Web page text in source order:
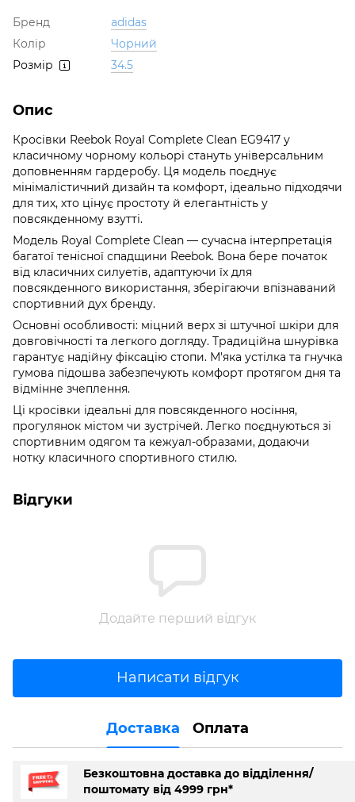
Бренд
adidas
Колір
Чорний
Розмір
34.5
Опис
Кросівки Reebok Royal Complete Clean EG9417 у
класичному чорному кольорі стануть універсальним
доповненням гардеробу. Ця модель поєднує
мінімалістичний дизайн та комфорт, ідеально підходячи
для тих, хто цінує простоту й елегантність у
повсякденному взутті.
Модель Royal Complete Clean — сучасна інтерпретація
багатої тенісної спадщини Reebok. Вона бере початок
від класичних силуетів, адаптуючи їх для
повсякденного використання, зберігаючи впізнаваний
спортивний дух бренду.
Основні особливості: міцний верх зі штучної шкіри для
довговічності та легкого догляду. Традиційна шнурівка
гарантує надійну фіксацію стопи. М'яка устілка та гнучка
гумова підошва забезпечують комфорт протягом дня та
відмінне зчеплення.
Ці кросівки ідеальні для повсякденного носіння,
прогулянок містом чи зустрічей. Легко поєднуються зі
спортивним одягом та кежуал-образами, додаючи
нотку класичного спортивного стилю.
Відгуки
Додайте перший відгук
Написати відгук
Доставка Оплата
Безкоштовна доставка до відділення/
поштомату від 4999 грн*